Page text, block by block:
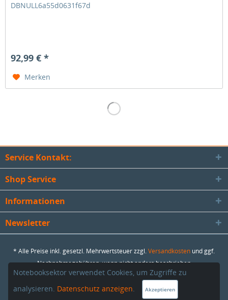
DBNULL6a55d0631f67d
92,99 € *
Merken
Service Kontakt:
Shop Service
Informationen
Newsletter
* Alle Preise inkl. gesetzl. Mehrwertsteuer zzgl.Versandkosten und ggf.
Nachnahmegebühren, wenn nicht anders beschrieben
Copyright © NOTEBOOKsektor - SAMbase GmbH - Alle Rechte
vorbehalten
Notebooksektor verwendet Cookies, um Zugriffe zu
analysieren. Datenschutz anzeigen. Akzeptieren